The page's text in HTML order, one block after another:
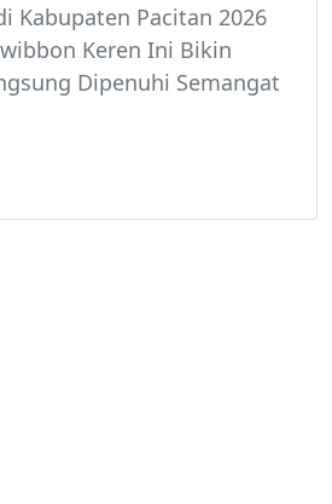
Kabupaten Pacitan 2026
Keren Ini Bikin
Dipenuhi Semangat